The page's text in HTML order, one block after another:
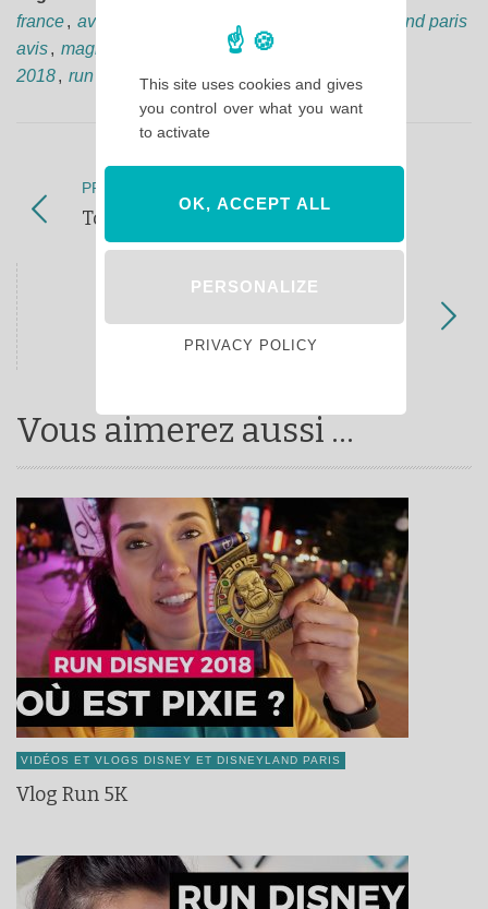
france, avis run disneyland aris
courses disneyland paris
avis, magic run week-end 2018 avis
2018, run disney avis
PREVIOUS POST
Top 10 à Adventureland
Les coulisses de Disneyland Paris
Vous aimerez aussi ...
VIDÉOS ET VLOGS DISNEY ET DISNEYLAND PARIS
Vlog Run 5K
This site uses cookies and gives
you control over what you want
to activate
OK, ACCEPT ALL
PERSONALIZE
PRIVACY POLICY